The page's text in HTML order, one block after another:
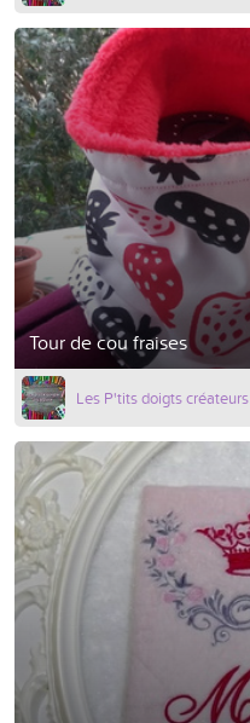
Tour de cou fraises
Les P'tits doigts créateurs